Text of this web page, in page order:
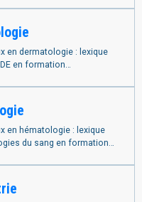
en dermatologie : lexique
en formation
en hématologie : lexique
du sang en formation